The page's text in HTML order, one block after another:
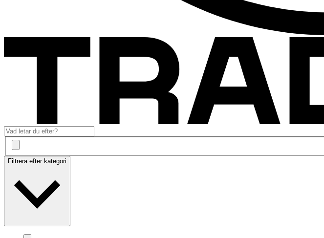
Filtrera efter kategori